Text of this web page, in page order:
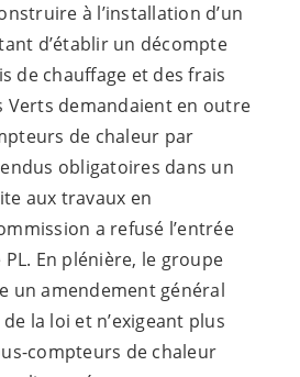
à l’installation d’un
d’établir un décompte
de chauffage et des frais
Verts demandaient en outre
de chaleur par
obligatoires dans un
aux travaux en
a refusé l’entrée
En plénière, le groupe
un amendement général
la loi et n’exigeant plus
compteurs de chaleur